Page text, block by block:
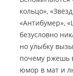
кольцо»,
«Антибумер»,
безусловно
но улыбку
почему ржешь
юмор в мат и